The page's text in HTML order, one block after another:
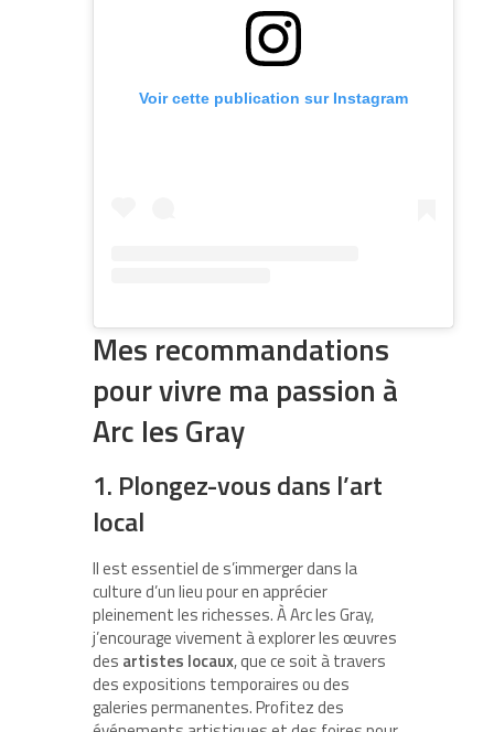
Voir cette publication sur Instagram
Mes recommandations
pour vivre ma passion à
Arc les Gray
1. Plongez-vous dans l’art
local
Il est essentiel de s’immerger dans la
culture d’un lieu pour en apprécier
pleinement les richesses. À Arc les Gray,
j’encourage vivement à explorer les œuvres
des artistes locaux, que ce soit à travers
des expositions temporaires ou des
galeries permanentes. Profitez des